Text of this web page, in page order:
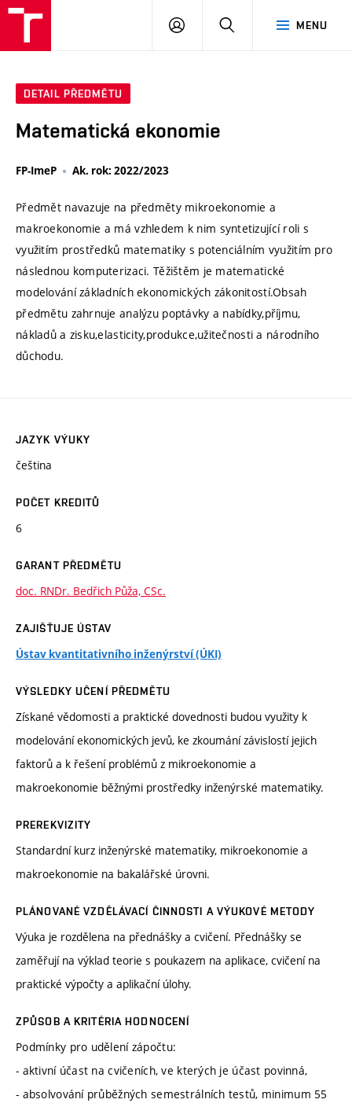
MENU
PŘIHLÁSIT
DETAIL PŘEDMĚTU
Matematická ekonomie
FP-ImeP Ak. rok: 2022/2023
Předmět navazuje na předměty mikroekonomie a
makroekonomie a má vzhledem k nim syntetizující roli s
využitím prostředků matematiky s potenciálním využitím pro
následnou komputerizaci. Těžištěm je matematické
modelování základních ekonomických zákonitostí.Obsah
předmětu zahrnuje analýzu poptávky a nabídky,příjmu,
nákladů a zisku,elasticity,produkce,užitečnosti a národního
důchodu.
JAZYK VÝUKY
čeština
POČET KREDITŮ
6
GARANT PŘEDMĚTU
doc. RNDr. Bedřich Půža, CSc.
ZAJIŠŤUJE ÚSTAV
Ústav kvantitativního inženýrství (ÚKI)
VÝSLEDKY UČENÍ PŘEDMĚTU
Získané vědomosti a praktické dovednosti budou využity k
modelování ekonomických jevů, ke zkoumání závislostí jejich
faktorů a k řešení problémů z mikroekonomie a
makroekonomie běžnými prostředky inženýrské matematiky.
PREREKVIZITY
Standardní kurz inženýrské matematiky, mikroekonomie a
makroekonomie na bakalářské úrovni.
PLÁNOVANÉ VZDĚLÁVACÍ ČINNOSTI A VÝUKOVÉ METODY
Výuka je rozdělena na přednášky a cvičení. Přednášky se
zaměřují na výklad teorie s poukazem na aplikace, cvičení na
praktické výpočty a aplikační úlohy.
ZPŮSOB A KRITÉRIA HODNOCENÍ
Podmínky pro udělení zápočtu:
- aktivní účast na cvičeních, ve kterých je účast povinná,
- absolvování průběžných semestrálních testů, minimum 55